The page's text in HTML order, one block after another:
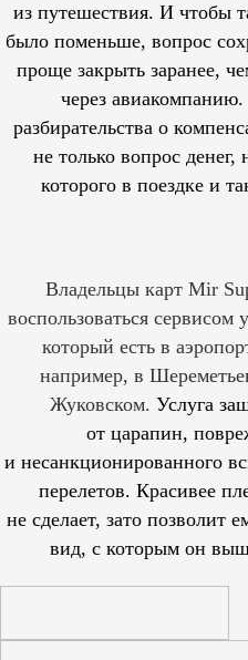
из путешествия. И чтобы
было поменьше, вопрос
проще закрыть заранее,
через
разбирательства о
не только вопрос
которого в поездке и
Владельцы карт Mir
воспользоваться сервисом
который есть в
например, в
Жуковском. Услуга
от царапин,
и несанкционированного
перелетов. Красивее
не сделает, зато позволит
вид, с которым он